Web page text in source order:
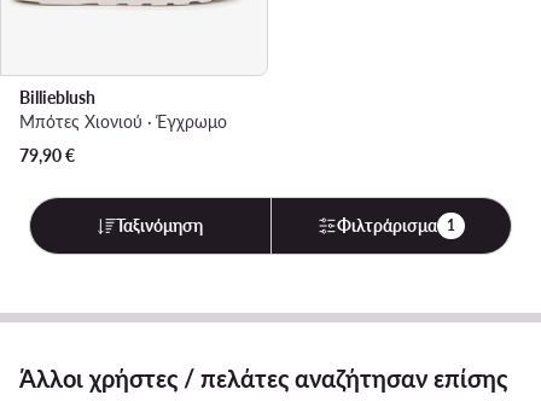
Billieblush
Μπότες Χιονιού · Έγχρωμο
79,90€
Ταξινόμηση Φιλτράρισμα 1
Άλλοι χρήστες / πελάτες αναζήτησαν επίσης